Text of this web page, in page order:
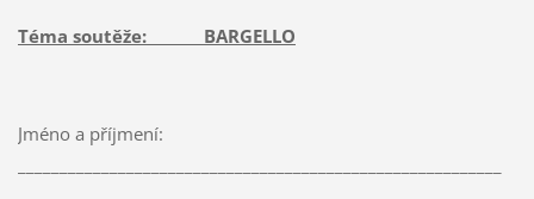
Téma soutěže: BARGELLO
Jméno a příjmení: